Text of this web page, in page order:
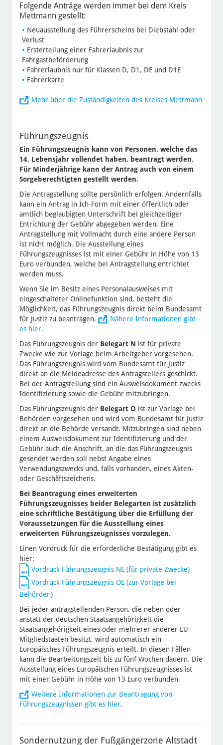
Folgende Anträge werden immer bei dem Kreis
Mettmann gestellt:
Neuausstellung des Führerscheins bei Diebstahl oder
Verlust
Ersterteilung einer Fahrerlaubnis zur
Fahrgastbeförderung
Fahrerlaubnis nur für Klassen D, D1, DE und D1E
Fahrerkarte
Mehr über die Zuständigkeiten des Kreises Mettmann
Führungszeugnis
Ein Führungszeugnis kann von Personen, welche das
14. Lebensjahr vollendet haben, beantragt werden.
Für Minderjährige kann der Antrag auch von einem
Sorgeberechtigten gestellt werden.
Die Antragstellung sollte persönlich erfolgen. Andernfalls
kann ein Antrag in Ich-Form mit einer öffentlich oder
amtlich beglaubigten Unterschrift bei gleichzeitiger
Entrichtung der Gebühr abgegeben werden. Eine
Antragstellung mit Vollmacht durch eine andere Person
ist nicht möglich. Die Ausstellung eines
Führungszeugnisses ist mit einer Gebühr in Höhe von 13
Euro verbunden, welche bei Antragstellung entrichtet
werden muss.
Wenn Sie im Besitz eines Personalausweises mit
eingeschalteter Onlinefunktion sind, besteht die
Möglichkeit, das Führungszeugnis direkt beim Bundesamt
für Justiz zu beantragen.
Nähere Informationen gibt
es hier.
Das Führungszeugnis der Belegart N ist für private
Zwecke wie zur Vorlage beim Arbeitgeber vorgesehen.
Das Führungszeugnis wird vom Bundesamt für Justiz
direkt an die Meldeadresse des Antragstellers geschickt.
Bei der Antragstellung sind ein Ausweisdokument zwecks
Identifizierung sowie die Gebühr mitzubringen.
Das Führungszeugnis der Belegart O ist zur Vorlage bei
Behörden vorgesehen und wird vom Bundesamt für Justiz
direkt an die Behörde versandt. Mitzubringen sind neben
einem Ausweisdokument zur Identifizierung und der
Gebühr auch die Anschrift, an die das Führungszeugnis
gesendet werden soll nebst Angabe eines
Verwendungszwecks und, falls vorhanden, eines Akten-
oder Geschäftszeichens.
Bei Beantragung eines erweiterten
Führungszeugnisses beider Belegarten ist zusätzlich
eine schriftliche Bestätigung über die Erfüllung der
Voraussetzungen für die Ausstellung eines
erweiterten Führungszeugnisses vorzulegen.
Einen Vordruck für die erforderliche Bestätigung gibt es
hier:
Vordruck Führungszeugnis NE (für private Zwecke)
Vordruck Führungszeugnis OE (zur Vorlage bei
Behörden)
Bei jeder antragstellenden Person, die neben oder
anstatt der deutschen Staatsangehörigkeit die
Staatsangehörigkeit eines oder mehrerer anderer EU-
Mitgliedstaaten besitzt, wird automatisch ein
Europäisches Führungszeugnis erteilt. In diesen Fällen
kann die Bearbeitungszeit bis zu fünf Wochen dauern. Die
Ausstellung eines Europäischen Führungszeugnisses ist
mit einer Gebühr in Höhe von 13 Euro verbunden.
Weitere Informationen zur Beantragung von
Führungszeugnissen gibt es hier.
Sondernutzung der Fußgängerzone Altstadt